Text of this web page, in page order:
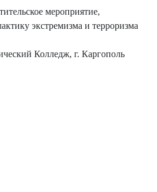
мероприятие,
экстремизма и терроризма
Колледж, г. Каргополь